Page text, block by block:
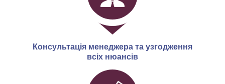
Консультація менеджера та узгодження
всіх нюансів